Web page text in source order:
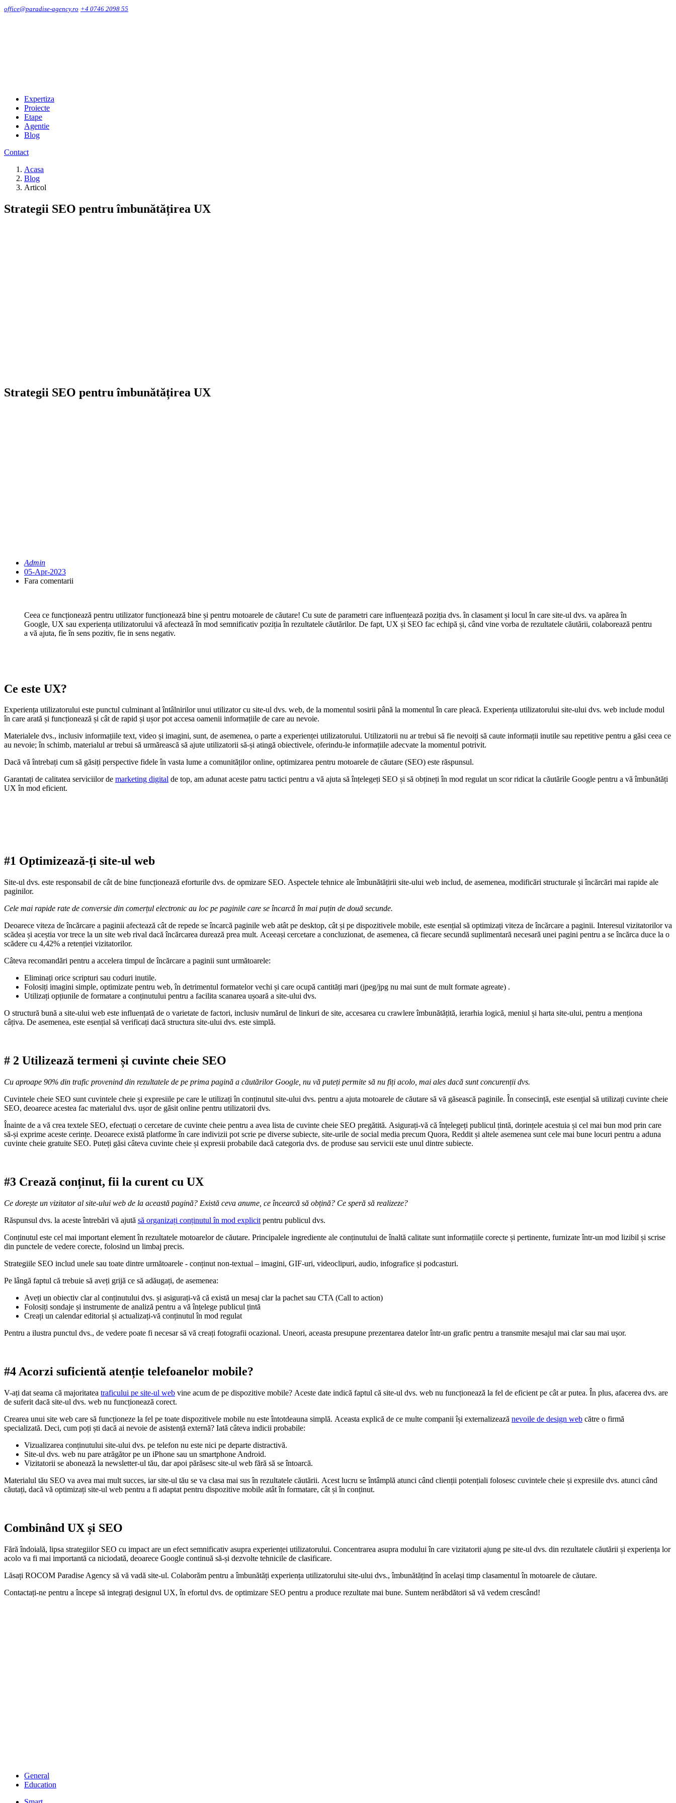
office@paradise-agency.ro +4 0746 2098 55
Expertiza
Proiecte
Etape
Agentie
Blog
Contact
Acasa
Blog
Articol
Strategii SEO pentru îmbunătățirea UX
Strategii SEO pentru îmbunătățirea UX
Admin
05-Apr-2023
Fara comentarii
Ceea ce funcționează pentru utilizator funcționează bine și pentru motoarele de căutare! Cu sute de parametri care influențează poziția dvs. în clasament și locul în care site-ul dvs. va apărea în
Google, UX sau experiența utilizatorului vă afectează în mod semnificativ poziția în rezultatele căutărilor. De fapt, UX și SEO fac echipă și, când vine vorba de rezultatele căutării, colaborează pentru
a vă ajuta, fie în sens pozitiv, fie in sens negativ.
Ce este UX?
Experiența utilizatorului este punctul culminant al întâlnirilor unui utilizator cu site-ul dvs. web, de la momentul sosirii până la momentul în care pleacă. Experiența utilizatorului site-ului dvs. web include modul
în care arată și funcționează și cât de rapid și ușor pot accesa oamenii informațiile de care au nevoie.
Materialele dvs., inclusiv informațiile text, video și imagini, sunt, de asemenea, o parte a experienței utilizatorului. Utilizatorii nu ar trebui să fie nevoiți să caute informații inutile sau repetitive pentru a găsi ceea ce
au nevoie; în schimb, materialul ar trebui să urmărească să ajute utilizatorii să-și atingă obiectivele, oferindu-le informațiile adecvate la momentul potrivit.
Dacă vă întrebați cum să găsiți perspective fidele în vasta lume a comunităților online, optimizarea pentru motoarele de căutare (SEO) este răspunsul.
Garantați de calitatea serviciilor de marketing digital de top, am adunat aceste patru tactici pentru a vă ajuta să înțelegeți SEO și să obțineți în mod regulat un scor ridicat la căutările Google pentru a vă îmbunătăți
UX în mod eficient.
#1 Optimizează-ți site-ul web
Site-ul dvs. este responsabil de cât de bine funcționează eforturile dvs. de opmizare SEO. Aspectele tehnice ale îmbunătățirii site-ului web includ, de asemenea, modificări structurale și încărcări mai rapide ale
paginilor.
Cele mai rapide rate de conversie din comerțul electronic au loc pe paginile care se încarcă în mai puțin de două secunde.
Deoarece viteza de încărcare a paginii afectează cât de repede se încarcă paginile web atât pe desktop, cât și pe dispozitivele mobile, este esențial să optimizați viteza de încărcare a paginii. Interesul vizitatorilor va
scădea și aceștia vor trece la un site web rival dacă încărcarea durează prea mult. Aceeași cercetare a concluzionat, de asemenea, că fiecare secundă suplimentară necesară unei pagini pentru a se încărca duce la o
scădere cu 4,42% a retenției vizitatorilor.
Câteva recomandări pentru a accelera timpul de încărcare a paginii sunt următoarele:
Eliminați orice scripturi sau coduri inutile.
Folosiți imagini simple, optimizate pentru web, în ​​detrimentul formatelor vechi și care ocupă cantități mari (jpeg/jpg nu mai sunt de mult formate agreate) .
Utilizați opțiunile de formatare a conținutului pentru a facilita scanarea ușoară a site-ului dvs.
O structură bună a site-ului web este influențată de o varietate de factori, inclusiv numărul de linkuri de site, accesarea cu crawlere îmbunătățită, ierarhia logică, meniul și harta site-ului, pentru a menționa
câțiva. De asemenea, este esențial să verificați dacă structura site-ului dvs. este simplă.
# 2 Utilizează termeni și cuvinte cheie SEO
Cu aproape 90% din trafic provenind din rezultatele de pe prima pagină a căutărilor Google, nu vă puteți permite să nu fiți acolo, mai ales dacă sunt concurenții dvs.
Cuvintele cheie SEO sunt cuvintele cheie și expresiile pe care le utilizați în conținutul site-ului dvs. pentru a ajuta motoarele de căutare să vă găsească paginile. În consecință, este esențial să utilizați cuvinte cheie
SEO, deoarece acestea fac materialul dvs. ușor de găsit online pentru utilizatorii dvs.
Înainte de a vă crea textele SEO, efectuați o cercetare de cuvinte cheie pentru a avea lista de cuvinte cheie SEO pregătită. Asigurați-vă că înțelegeți publicul țintă, dorințele acestuia și cel mai bun mod prin care
să-și exprime aceste cerințe. Deoarece există platforme în care indivizii pot scrie pe diverse subiecte, site-urile de social media precum Quora, Reddit și altele asemenea sunt cele mai bune locuri pentru a aduna
cuvinte cheie gratuite SEO. Puteți găsi câteva cuvinte cheie și expresii probabile dacă categoria dvs. de produse sau servicii este unul dintre subiecte.
#3 Crează conținut, fii la curent cu UX
Ce dorește un vizitator al site-ului web de la această pagină? Există ceva anume, ce încearcă să obțină? Ce speră să realizeze?
Răspunsul dvs. la aceste întrebări vă ajută să organizați conținutul în mod explicit pentru publicul dvs.
Conținutul este cel mai important element în rezultatele motoarelor de căutare. Principalele ingrediente ale conținutului de înaltă calitate sunt informațiile corecte și pertinente, furnizate într-un mod lizibil și scrise
din punctele de vedere corecte, folosind un limbaj precis.
Strategiile SEO includ unele sau toate dintre următoarele - conținut non-textual – imagini, GIF-uri, videoclipuri, audio, infografice și podcasturi.
Pe lângă faptul că trebuie să aveți grijă ce să adăugați, de asemenea:
Aveți un obiectiv clar al conținutului dvs. și asigurați-vă că există un mesaj clar la pachet sau CTA (Call to action)
Folosiți sondaje și instrumente de analiză pentru a vă înțelege publicul țintă
Creați un calendar editorial și actualizați-vă conținutul în mod regulat
Pentru a ilustra punctul dvs., de vedere poate fi necesar să vă creați fotografii ocazional. Uneori, aceasta presupune prezentarea datelor într-un grafic pentru a transmite mesajul mai clar sau mai ușor.
#4 Acorzi suficientă atenție telefoanelor mobile?
V-ați dat seama că majoritatea traficului pe site-ul web vine acum de pe dispozitive mobile? Aceste date indică faptul că site-ul dvs. web nu funcționează la fel de eficient pe cât ar putea. În plus, afacerea dvs. are
de suferit dacă site-ul dvs. web nu funcționează corect.
Crearea unui site web care să funcționeze la fel pe toate dispozitivele mobile nu este întotdeauna simplă. Aceasta explică de ce multe companii își externalizează nevoile de design web către o firmă
specializată. Deci, cum poți ști dacă ai nevoie de asistență externă? Iată câteva indicii probabile:
Vizualizarea conținutului site-ului dvs. pe telefon nu este nici pe departe distractivă.
Site-ul dvs. web nu pare atrăgător pe un iPhone sau un smartphone Android.
Vizitatorii se abonează la newsletter-ul tău, dar apoi părăsesc site-ul web fără să se întoarcă.
Materialul tău SEO va avea mai mult succes, iar site-ul tău se va clasa mai sus în rezultatele căutării. Acest lucru se întâmplă atunci când clienții potențiali folosesc cuvintele cheie și expresiile dvs. atunci când
căutați, dacă vă optimizați site-ul web pentru a fi adaptat pentru dispozitive mobile atât în ​​formatare, cât și în conținut.
Combinând UX și SEO
Fără îndoială, lipsa strategiilor SEO cu impact are un efect semnificativ asupra experienței utilizatorului. Concentrarea asupra modului în care vizitatorii ajung pe site-ul dvs. din rezultatele căutării și experiența lor
acolo va fi mai importantă ca niciodată, deoarece Google continuă să-și dezvolte tehnicile de clasificare.
Lăsați ROCOM Paradise Agency să vă vadă site-ul. Colaborăm pentru a îmbunătăți experiența utilizatorului site-ului dvs., îmbunătățind în același timp clasamentul în motoarele de căutare.
Contactați-ne pentru a începe să integrați designul UX, în efortul dvs. de optimizare SEO pentru a produce rezultate mai bune. Suntem nerăbdători să vă vedem crescând!
General
Education